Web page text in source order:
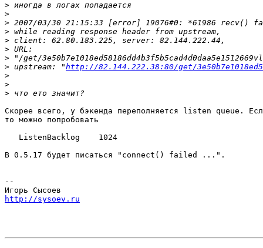
>
>
>
>
>
>
>
> upstream: "http://82.144.222.38:80/get/
>
>
>
Скорее всего, у бэкенда переполняется listen queue.
то можно попробовать
   ListenBacklog    1024
В 0.5.17 будет писаться "connect() failed ...".
--
http://sysoev.ru